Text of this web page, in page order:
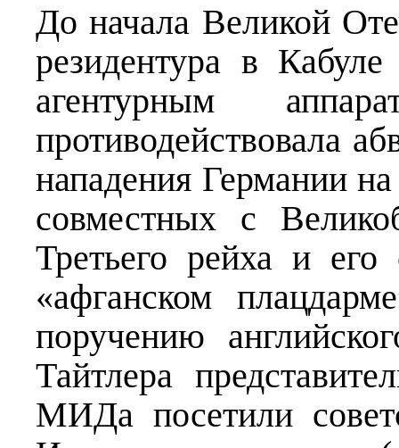
До начала Великой
резидентура в
агентурным
противодействовала
нападения Германии
совместных с
Третьего рейха и
«афганском
поручению
Тайтлера
МИДа посетили